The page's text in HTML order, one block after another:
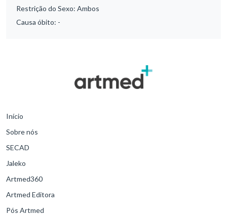
Restrição do Sexo: Ambos
Causa óbito: -
Início
Sobre nós
SECAD
Jaleko
Artmed360
Artmed Editora
Pós Artmed